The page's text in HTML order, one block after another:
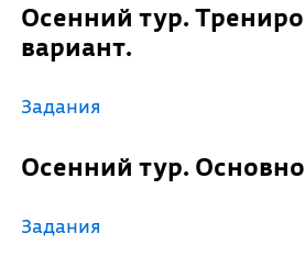
Осенний тур. Тренировочный
вариант.
Задания
Осенний тур.
Задания